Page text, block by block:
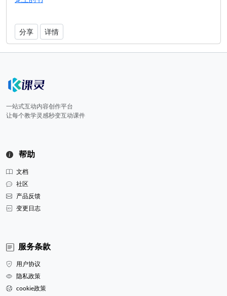
分享 详情
一站式互动内容创作平台
让每个教学灵感秒变互动课件
帮助
文档
社区
产品反馈
变更日志
服务条款
用户协议
隐私政策
cookie政策